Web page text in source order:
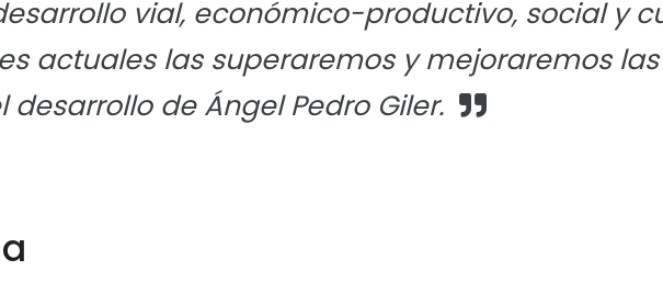
vial, económico-productivo, social y
actuales las superaremos y mejoraremos
de Ángel Pedro Giler.